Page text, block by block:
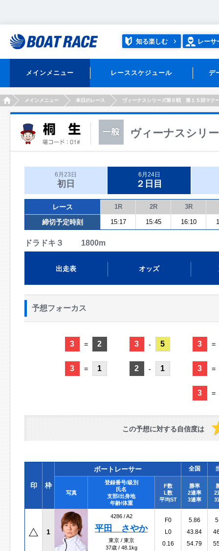
知る楽しむ レーサ
メインメニュー レーススケジュール デ
HOMEメインメニュー 本日のレース ヴィーナスシリーズ第６戦 第１５回マク
ヴィーナスシリ
6月23日
初日
6月24日
２日目
レース 1R 2R 3R
締切予定時刻 15:17 15:45 16:10
ドラドキ３ 1800m
出走表 オッズ
予想フォーカス
3 = 2
3 = 1
3 - 5
2 - 1
3 =
3 =
3 =
この予想に対する自信度は
印 枠
ボートレーサー 全国
写真
登録番号/級別
氏名
支部/出身地
年齢/体重
F数
L数
平均ST
勝率
2連率
3連率
2
3
1
4286 /A2
平田 さやか
東京 / 東京
37歳 / 48.1kg
F0
L0
0.16
5.86
43.84
54.79